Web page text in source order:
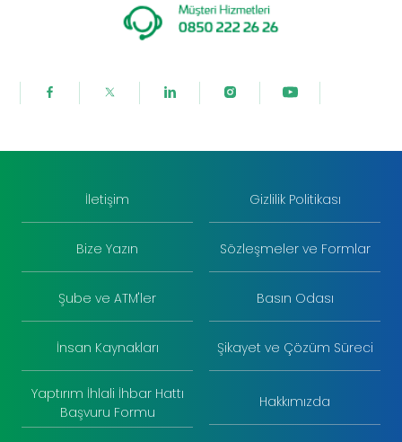
İletişim
Bize Yazın
Şube ve ATM'ler
İnsan Kaynakları
Gizlilik Politikası
Sözleşmeler ve Formlar
Basın Odası
Şikayet ve Çözüm Süreci
Yaptırım İhlali İhbar Hattı
Başvuru Formu
Hakkımızda